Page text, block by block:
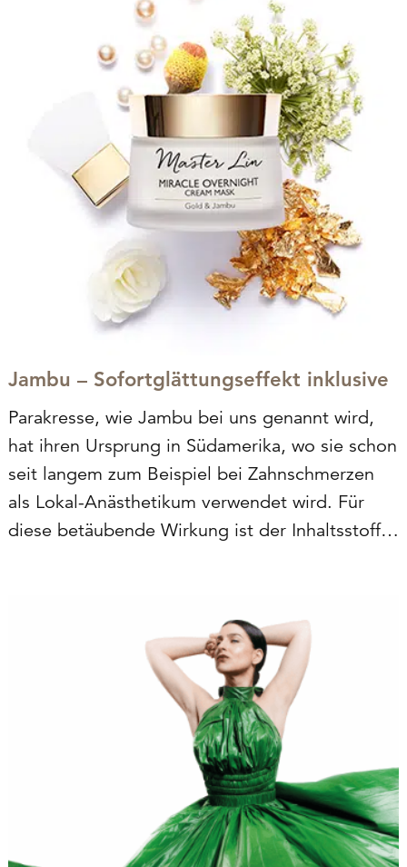
Antioxidantien…
Jambu – Sofortglättungseffekt inklusive
Parakresse, wie Jambu bei uns genannt wird,
hat ihren Ursprung in Südamerika, wo sie schon
seit langem zum Beispiel bei Zahnschmerzen
als Lokal-Anästhetikum verwendet wird. Für
diese betäubende Wirkung ist der Inhaltsstoff